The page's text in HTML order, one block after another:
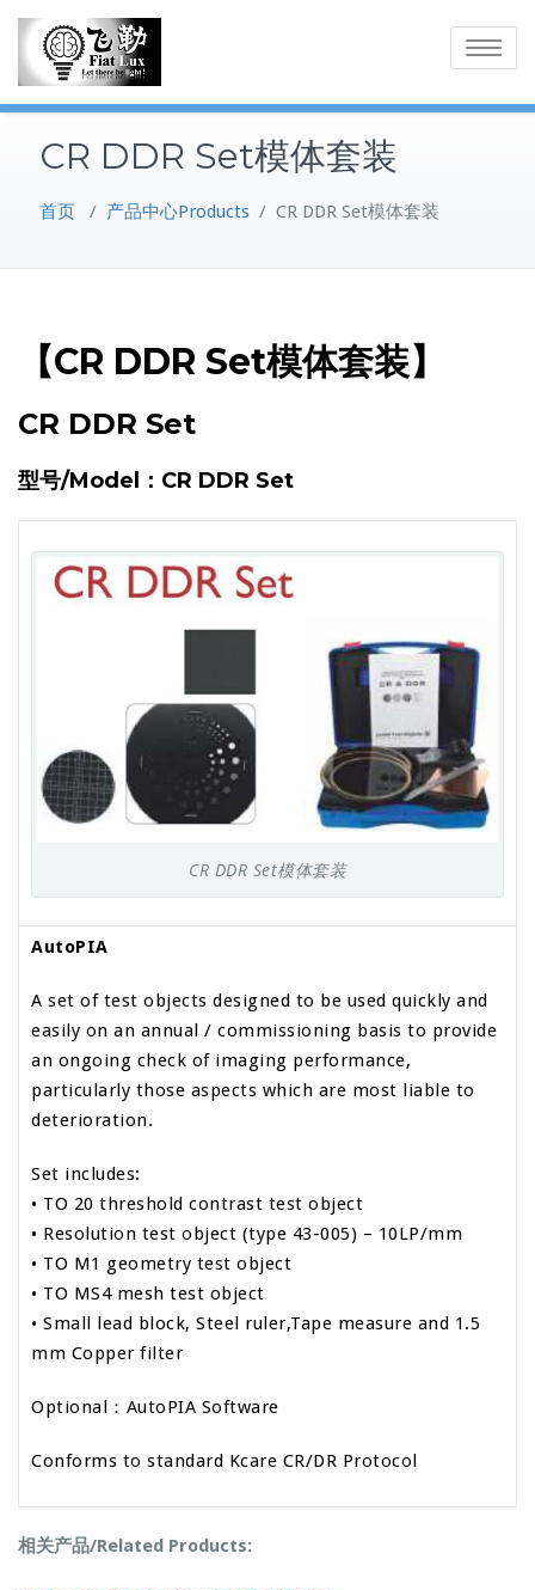
content
Toggle
CR DDR Set模体套装
首页 / 产品中心Products / CR DDR Set模体套装
【CR DDR Set模体套装】
CR DDR Set
型号/Model：CR DDR Set
CR DDR Set模体套装
AutoPIA
A set of test objects designed to be used quickly and
easily on an annual / commissioning basis to provide
an ongoing check of imaging performance,
particularly those aspects which are most liable to
deterioration.
Set includes:
• TO 20 threshold contrast test object
• Resolution test object (type 43-005) – 10LP/mm
• TO M1 geometry test object
• TO MS4 mesh test object
• Small lead block, Steel ruler,Tape measure and 1.5
mm Copper filter
Optional：AutoPIA Software
Conforms to standard Kcare CR/DR Protocol
相关产品/Related Products: